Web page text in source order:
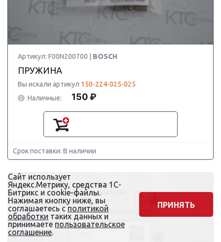
Артикул: F00N200700 | BOSCH
ПРУЖИНА
Вы искали артикул 150-224-025-025
Наличные:
150 ₽
Срок поставки: В наличии
Сайт использует
Яндекс.Метрику, средства 1С-
Битрикс и cookie-файлы.
Нажимая кнопку ниже, вы
соглашаетесь с политикой
обработки таких данных и
принимаете пользовательское
соглашение.
ПРИНЯТЬ